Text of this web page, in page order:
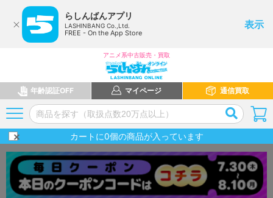
らしんばんアプリ
LASHINBANG Co.,Ltd.
FREE - On the App Store
表示
アニメ系中古販売・買取
年齢認証OFF マイページ 通信買取
カートに0個の商品が入っています